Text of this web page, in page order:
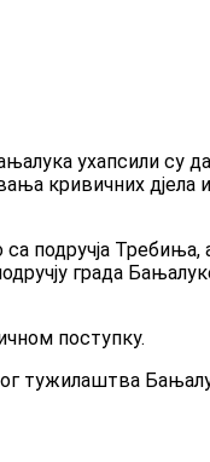
ухапсили су
кривичних дјела
са подручја Требиња,
града
поступку.
тужилаштва